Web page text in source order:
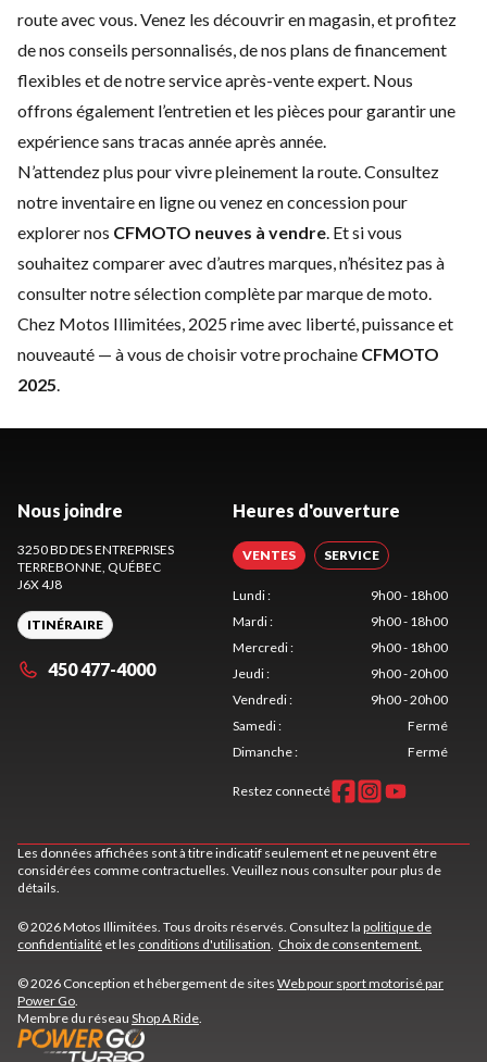
route avec vous. Venez les découvrir en magasin, et profitez
de nos conseils personnalisés, de nos plans de financement
flexibles et de notre service après-vente expert. Nous
offrons également l’entretienet les pièces pour garantir une
expérience sans tracas année après année.
N’attendez plus pour vivre pleinement la route. Consultez
notre inventaire en ligne ou venez en concession pour
explorer nos CFMOTO neuves à vendre. Et si vous
souhaitez comparer avec d’autres marques, n’hésitez pas à
consulter notre sélection complète parmarque de moto.
Chez Motos Illimitées, 2025 rime avec liberté, puissance et
nouveauté — à vous de choisir votre prochaine CFMOTO
2025.
Nous joindre
3250 BD DES ENTREPRISES
TERREBONNE , QUÉBEC
J6X 4J8
ITINÉRAIRE
450 477-4000
Heures d'ouverture
VENTES SERVICE
Lundi:
9h00 - 18h00
Mardi:
9h00 - 18h00
Mercredi:
9h00 - 18h00
Jeudi:
9h00 - 20h00
Vendredi:
9h00 - 20h00
Samedi:
Fermé
Dimanche: Fermé
Restez connecté
Les données affichées sont à titre indicatif seulement et ne peuvent être
considérées comme contractuelles. Veuillez nous consulter pour plus de
détails.
© 2026 Motos Illimitées. Tous droits réservés. Consultez la politique de
confidentialité et les conditions d'utilisation Choix de consentement.
© 2026 Conception et hébergement de sites Web pour sport motorisé par
Power Go
Membre du réseau Shop A Ride